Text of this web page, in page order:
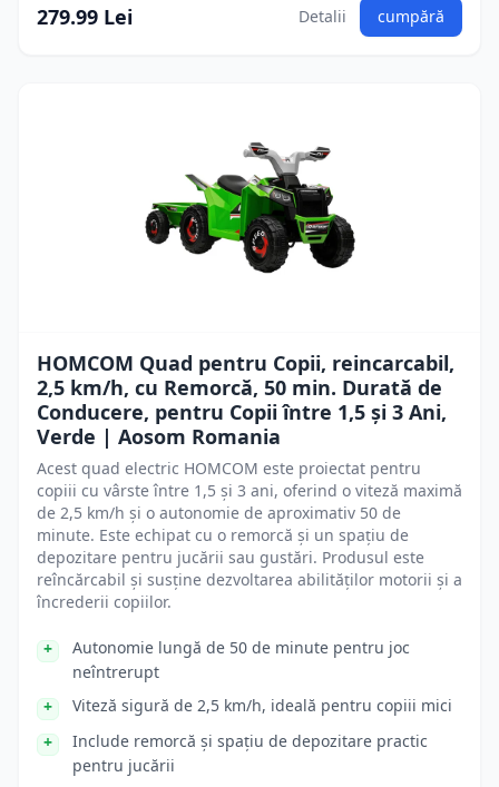
279.99 Lei Detalii cumpără
HOMCOM Quad pentru Copii, reincarcabil,
2,5 km/h, cu Remorcă, 50 min. Durată de
Conducere, pentru Copii între 1,5 și 3 Ani,
Verde | Aosom Romania
Acest quad electric HOMCOM este proiectat pentru
copiii cu vârste între 1,5 și 3 ani, oferind o viteză maximă
de 2,5 km/h și o autonomie de aproximativ 50 de
minute. Este echipat cu o remorcă și un spațiu de
depozitare pentru jucării sau gustări. Produsul este
reîncărcabil și susține dezvoltarea abilităților motorii și a
încrederii copiilor.
Autonomie lungă de 50 de minute pentru joc
neîntrerupt
Viteză sigură de 2,5 km/h, ideală pentru copiii mici
Include remorcă și spațiu de depozitare practic
pentru jucării